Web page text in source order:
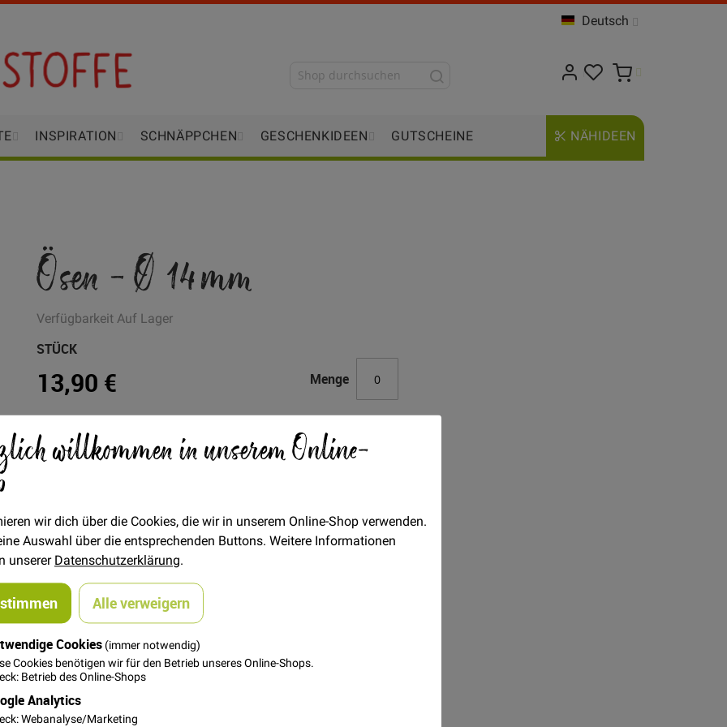
willkommen in unserem Online-
wir dich über die Cookies, die wir in unserem Online-Shop verwenden.
Auswahl über die entsprechenden Buttons. Weitere Informationen
unsererDatenschutzerklärung.
Alle verweigern
Cookies (immer notwendig)
Cookies benötigen wir für den Betrieb unseres Online-Shops.
Betrieb des Online-Shops
Analytics
Webanalyse/Marketing
Deutsch
INSPIRATION SCHNÄPPCHEN GESCHENKIDEEN GUTSCHEINE NÄHIDEEN
Ösen - Ø 14mm
VerfügbarkeitAuf Lager
13,90 €
STÜCK
Menge
In den Warenkorb
mit einem Hammer und dem beiliegenden Tool eingearbeitet
Rückseite.